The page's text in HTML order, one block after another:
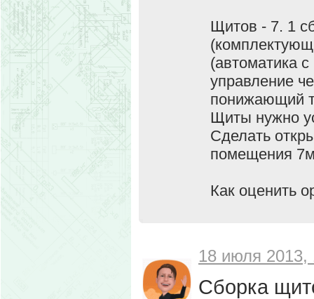
Щитов - 7. 1
(автоматика
управление
понижающий
Щиты нужно
Сделать
помещения
Как оценить
18 июля 2013,
Сборка